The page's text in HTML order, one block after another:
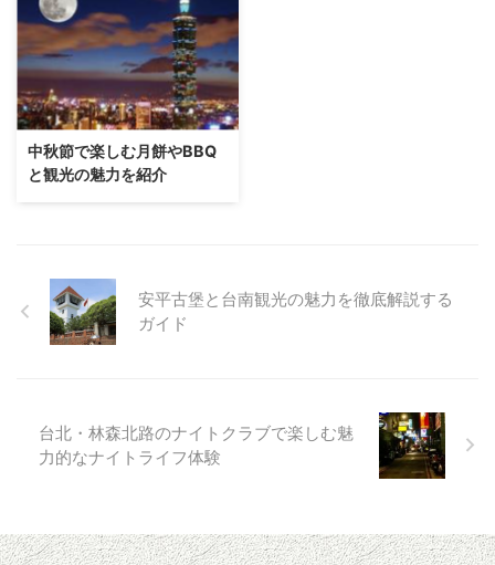
中秋節で楽しむ月餅やBBQ
と観光の魅力を紹介
安平古堡と台南観光の魅力を徹底解説する
ガイド
台北・林森北路のナイトクラブで楽しむ魅
力的なナイトライフ体験